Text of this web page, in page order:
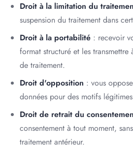
Droit à la limitation du
suspension du traitement dans
Droit à la portabilité : recevoir
format structuré et les transmettre
de traitement.
Droit d'opposition : vous
données pour des motifs
Droit de retrait du
consentement à tout moment,
traitement antérieur.